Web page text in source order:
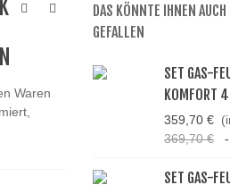
Waren
DAS KÖNNTE IHNEN AUCH
GEFALLEN
SET GAS-
KOMFORT
359,70 €
369,70 €
SET GAS-